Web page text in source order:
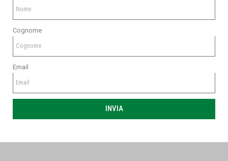
Cognome
Email
INVIA